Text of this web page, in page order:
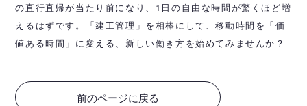
の直行直帰が当たり前になり、1日の自由な時間が驚くほど増
えるはずです。「建工管理」を相棒にして、移動時間を「価
値ある時間」に変える、新しい働き方を始めてみませんか？
前のページに戻る